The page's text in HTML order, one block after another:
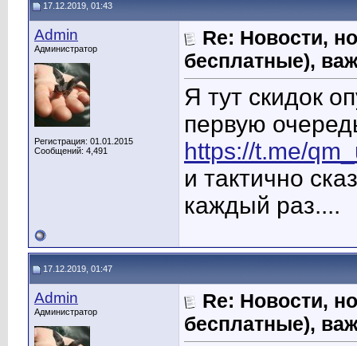
17.12.2019, 01:43
Admin
Администратор
Регистрация: 01.01.2015
Сообщений: 4,491
Re: Новости,
бесплатные),
Я тут скидок
первую
https://t.me/
и тактично
каждый раз....
17.12.2019, 01:47
Admin
Администратор
Re: Новости,
бесплатные),